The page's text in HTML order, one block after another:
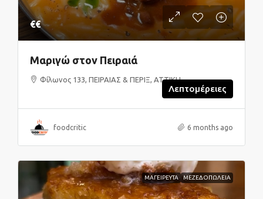
€€
Μαριγώ στον Πειραιά
Φίλωνος 133, ΠΕΙΡΑΙΑΣ & ΠΕΡΙΞ, ΑΤΤΙΚΗ
Λεπτομέρειες
foodcritic 6 months ago
ΜΑΓΕΙΡΕΥΤΑ ΜΕΖΕΔΟΠΩΛΕΙΑ